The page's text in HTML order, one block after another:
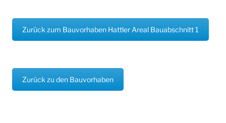
Zurück zum Bauvorhaben Hattler Areal Bauabschnitt 1
Zurück zu den Bauvorhaben